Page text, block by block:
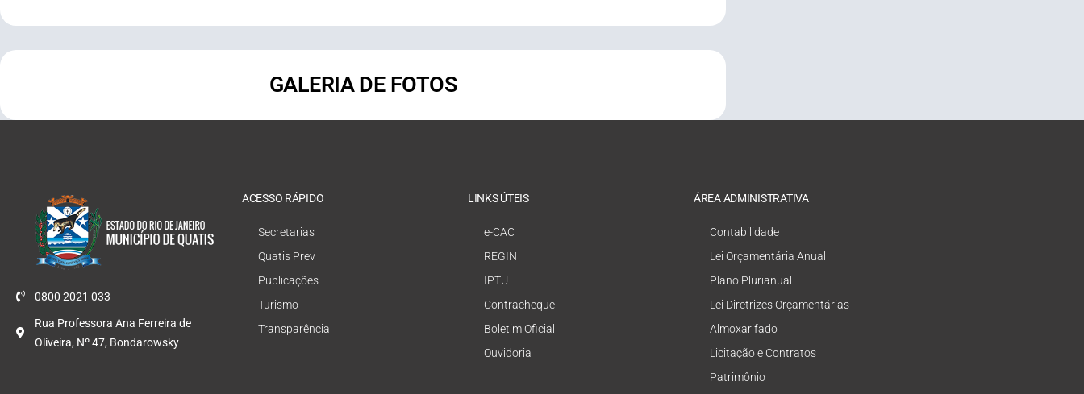
GALERIA DE FOTOS
0800 2021 033
Rua Professora Ana Ferreira de
Oliveira, Nº 47, Bondarowsky
ACESSO RÁPIDO
Secretarias
Quatis Prev
Publicações
Turismo
Transparência
LINKS ÚTEIS
e-CAC
REGIN
IPTU
Contracheque
Boletim Oficial
Ouvidoria
ÁREA ADMINISTRATIVA
Contabilidade
Lei Orçamentária Anual
Plano Plurianual
Lei Diretrizes Orçamentárias
Almoxarifado
Licitação e Contratos
Patrimônio